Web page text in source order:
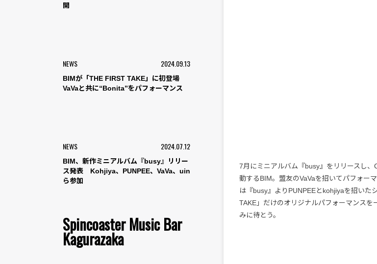
開
NEWS 2024.09.13
BIMが「THE FIRST TAKE」に初登場
VaVaと共に“Bonita”をパフォーマンス
NEWS 2024.07.12
BIM、新作ミニアルバム『busy』リリー
ス発表 Kohjiya、PUNPEE、VaVa、uin
ら参加
Spincoaster Music Bar
Kagurazaka
7月にミニアルバム『busy』をリリースし
動するBIM。盟友のVaVaを招いてパフォー
は『busy』よりPUNPEEとkohjiyaを招いた
TAKE」だけのオリジナルパフォーマンスを
みに待とう。